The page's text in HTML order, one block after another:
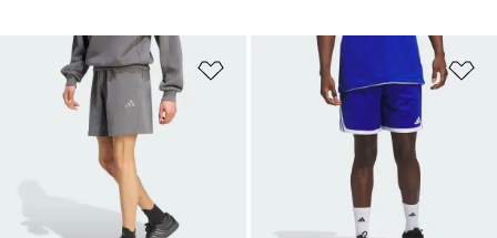
Op verlanglijst zetten